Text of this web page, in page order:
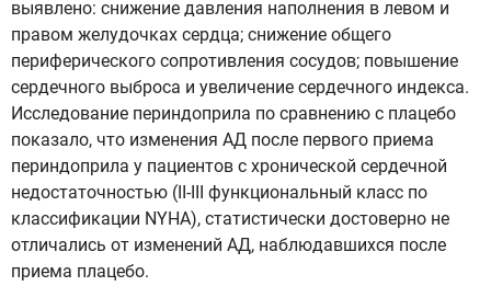
выявлено: снижение давления наполнения в левом и
правом желудочках сердца; снижение общего
периферического сопротивления сосудов; повышение
сердечного выброса и увеличение сердечного индекса.
Исследование периндоприла по сравнению с плацебо
показало, что изменения АД после первого приема
периндоприла у пациентов с хронической сердечной
недостаточностью (II-III функциональный класс по
классификации NYHA), статистически достоверно не
отличались от изменений АД, наблюдавшихся после
приема плацебо.